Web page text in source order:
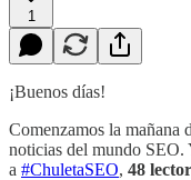
1
¡Buenos días!
Comenzamos la mañana
noticias del mundo SEO.
a #ChuletaSEO, 48